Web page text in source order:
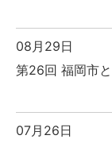
08月29日
第26回 福岡市
07月26日